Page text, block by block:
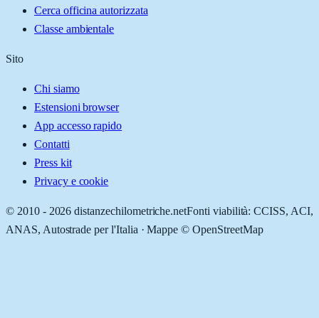
Cerca officina autorizzata
Classe ambientale
Sito
Chi siamo
Estensioni browser
App accesso rapido
Contatti
Press kit
Privacy e cookie
© 2010 - 2026 distanzechilometriche.netFonti viabilità: CCISS, ACI,
ANAS, Autostrade per l'Italia · Mappe © OpenStreetMap